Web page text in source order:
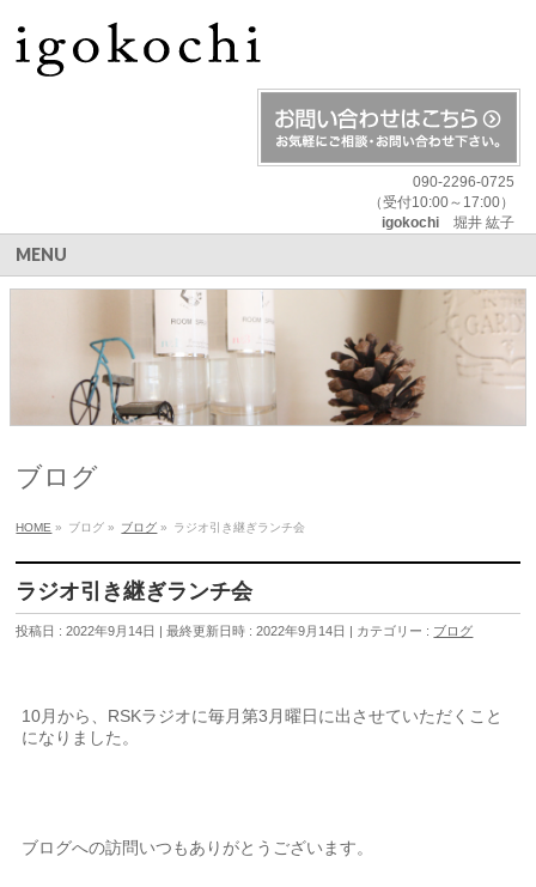
090-2296-0725
（受付10:00～17:00）
igokochi堀井 紘子
MENU
ブログ
HOME » ブログ » ブログ » ラジオ引き継ぎランチ会
ラジオ引き継ぎランチ会
投稿日 : 2022年9月14日 最終更新日時 : 2022年9月14日 カテゴリー : ブログ
10月から、RSKラジオに毎月第3月曜日に出させていただくこと
になりました。
ブログへの訪問いつもありがとうございます。